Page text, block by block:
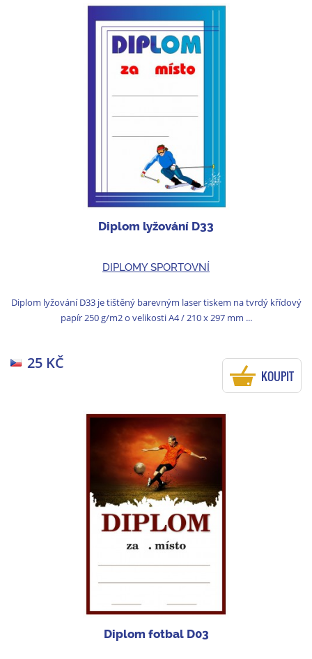
Diplom lyžování D33
DIPLOMY SPORTOVNÍ
Diplom lyžování D33 je tištěný barevným laser tiskem na tvrdý křídový
papír 250 g/m2 o velikosti A4 / 210 x 297 mm ...
25 KČ
KOUPIT
Diplom fotbal D03